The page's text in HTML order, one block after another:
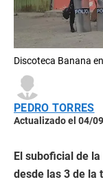
Discoteca Banana
PEDRO TORRES
Actualizado el 04/
El suboficial de
desde las 3 de la